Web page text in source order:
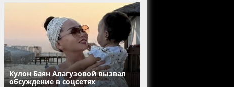
Кулон Баян Алагузовой вызвал
обсуждение в соцсетях